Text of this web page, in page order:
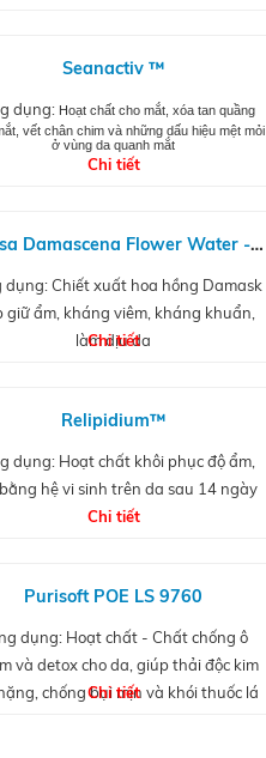
Seanactiv ™
dụng: Hoạt chất cho mắt, xóa tan quầng
vết chân chim và những dấu hiệu mệt mỏi
ở vùng da quanh mắt
Chi tiết
Damascena Flower Water -
Chiết xuất hoa hồng Damask
dụng: Chiết xuất hoa hồng Damask
giữ ẩm, kháng viêm, kháng khuẩn,
làm dịu da
Chi tiết
Relipidium™
dụng: Hoạt chất khôi phục độ ẩm,
hệ vi sinh trên da sau 14 ngày
Chi tiết
Purisoft POE LS 9760
dụng: Hoạt chất - Chất chống ô
và detox cho da, giúp thải độc kim
chống bụi mịn và khói thuốc lá
Chi tiết